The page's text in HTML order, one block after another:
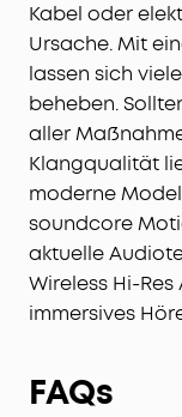
Kabel oder
Ursache. Mit
lassen sich
beheben.
aller
Klangqualität
moderne
soundcore
aktuelle
Wireless Hi-
immersives
FAQs